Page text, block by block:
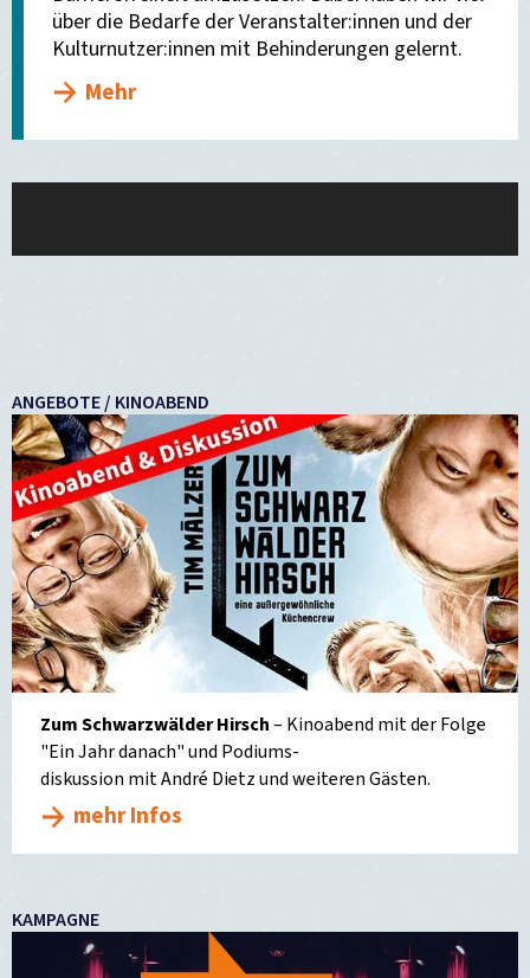
über die Bedarfe der Veranstalter:innen und der
Kulturnutzer:innen mit Behinderungen gelernt.
Mehr
ANGEBOTE / KINOABEND
Zum Schwarzwälder Hirsch– Kinoabend mit der Folge
"Ein Jahr danach" und Podiums-
diskussion mit André Dietz und weiteren Gästen.
mehr Infos
KAMPAGNE